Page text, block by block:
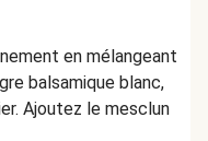
en mélangeant
balsamique blanc,
Ajoutez le mesclun